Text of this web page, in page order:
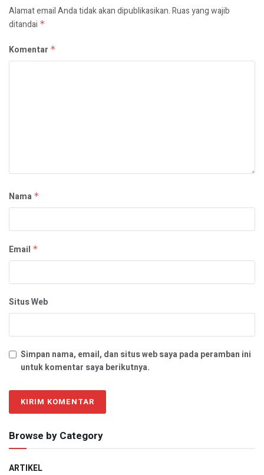
Alamat email Anda tidak akan dipublikasikan.Ruas yang wajib
ditandai *
Komentar *
Nama *
Email *
Situs Web
Simpan nama, email, dan situs web saya pada peramban ini
untuk komentar saya berikutnya.
Browse by Category
ARTIKEL